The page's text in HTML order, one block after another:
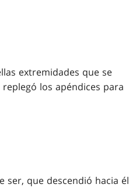
extremidades que se
los apéndices para
ser, que descendió hacia él